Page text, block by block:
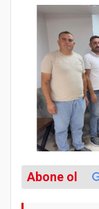
Abone ol